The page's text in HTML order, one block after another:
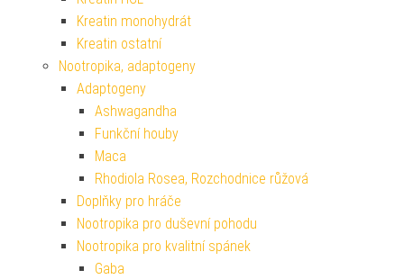
Kreatin monohydrát
Kreatin ostatní
Nootropika, adaptogeny
Adaptogeny
Ashwagandha
Funkční houby
Maca
Rhodiola Rosea, Rozchodnice růžová
Doplňky pro hráče
Nootropika pro duševní pohodu
Nootropika pro kvalitní spánek
Gaba